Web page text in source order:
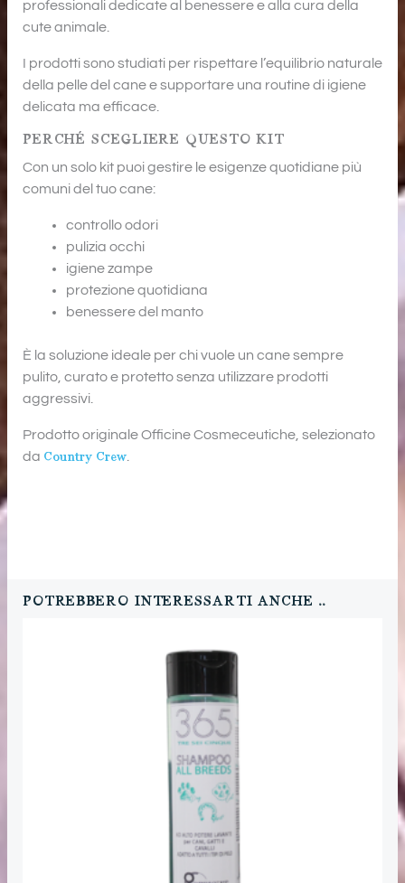
professionali dedicate al benessere e alla cura della
cute animale.
I prodotti sono studiati per rispettare l’equilibrio naturale
della pelle del cane e supportare una routine di igiene
delicata ma efficace.
PERCHÉ SCEGLIERE QUESTO KIT
Con un solo kit puoi gestire le esigenze quotidiane più
comuni del tuo cane:
controllo odori
pulizia occhi
igiene zampe
protezione quotidiana
benessere del manto
È la soluzione ideale per chi vuole un cane sempre
pulito, curato e protetto senza utilizzare prodotti
aggressivi.
Prodotto originale Officine Cosmeceutiche, selezionato
da Country Crew.
POTREBBERO INTERESSARTI ANCHE ..